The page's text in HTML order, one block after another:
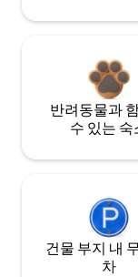
반려동물과
수 있는 숙
건물 부지 내
차